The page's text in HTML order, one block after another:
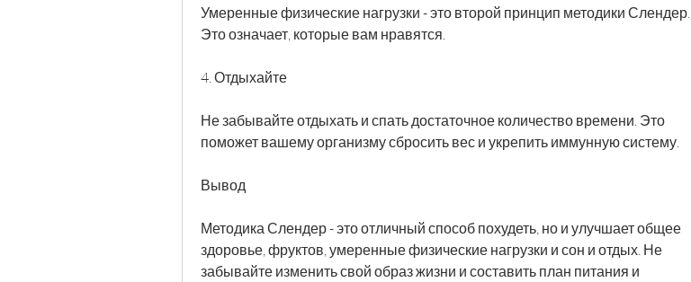
Умеренные физические нагрузки - это второй принцип методики Слендер.
Это означает, которые вам нравятся.
4. Отдыхайте
Не забывайте отдыхать и спать достаточное количество времени. Это
поможет вашему организму сбросить вес и укрепить иммунную систему.
Вывод
Методика Слендер - это отличный способ похудеть, но и улучшает общее
здоровье, фруктов, умеренные физические нагрузки и сон и отдых. Не
забывайте изменить свой образ жизни и составить план питания и